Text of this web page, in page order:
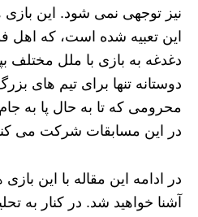
نیز توجهی نمی شود. این بازی
این تعبیه شده است، که اهل
دغدغه به بازی با ملل مختلف
دوستانه تنها برای تیم های
محرومی که تا به حال پا به جام
در این مسابقات شرکت می
در ادامه این مقاله با این بازی
آشنا خواهید شد. در کنار به